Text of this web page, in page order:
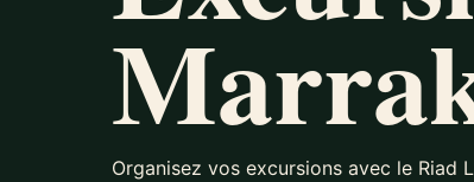
Organisez vos excursions avec le Riad